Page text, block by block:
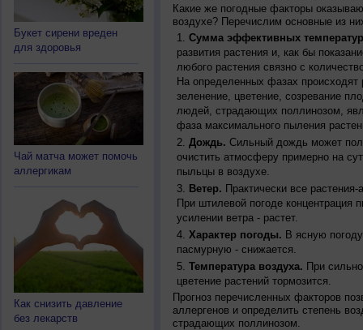
Букет сирени вреден
для здоровья
Чай матча может помочь
аллергикам
Как снизить давление
без лекарств
Какие же погодные факторы
воздухе? Перечислим основные из
Сумма эффективных
развития растения и, как бы
любого растения связно с
На определенных фазах происходят
зеленение, цветение, созревание
людей, страдающих поллинозом,
фаза максимального пыления
Дождь. Сильный дождь может
очистить атмосферу примерно на
пыльцы в воздухе.
Ветер. Практически все
При штилевой погоде
усилении ветра - растет.
Характер погоды. В ясную
пасмурную - снижается.
Температура воздуха. При
цветение растений тормозится.
Прогноз перечисленных факторов
аллергенов и определить степень
страдающих поллинозом.